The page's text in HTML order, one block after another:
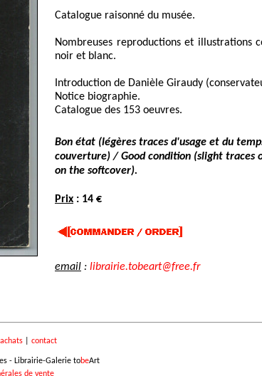
Catalogue raisonné du musée.
Nombreuses reproductions et illustrations
noir et blanc.
Introduction de Danièle Giraudy
Notice biographie.
Catalogue des 153 oeuvres.
Bon état (légères traces d'usage et du
couverture) / Good condition (slight traces
on the softcover).
Prix : 14 €
email : librairie.tobeart@free.fr
achats| contact
- Librairie-Galerie tobeArt
de vente